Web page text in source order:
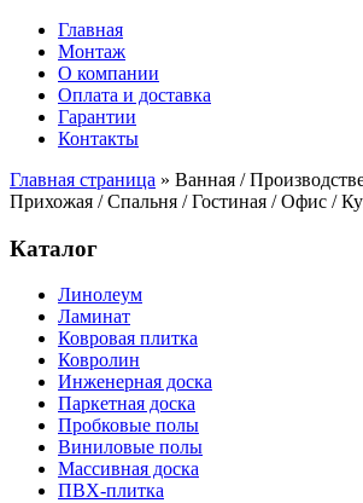
Главная
Монтаж
О компании
Оплата и доставка
Гарантии
Контакты
Главная страница » Ванная /
Прихожая / Спальня / Гостиная / Офис /
Каталог
Линолеум
Ламинат
Ковровая плитка
Ковролин
Инженерная доска
Паркетная доска
Пробковые полы
Виниловые полы
Массивная доска
ПВХ-плитка